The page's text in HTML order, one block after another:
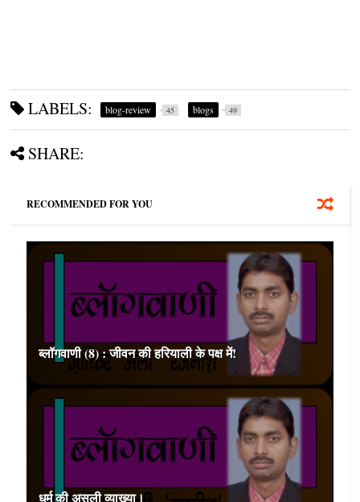
LABELS: blog-review 45 blogs 49
SHARE:
RECOMMENDED FOR YOU
ब्‍लॉगवाणी (8) : जीवन की हरियाली के पक्ष में!
धर्म की असली व्‍याख्‍या।